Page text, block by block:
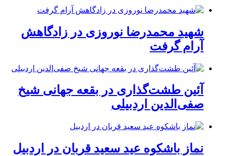
شهید محمدرضا نوروزی در زادگاهش
آرام گرفت
آئین طشت‌گذاری در بقعه جهانی شیخ
صفی‌الدین اردبیلی
نماز باشکوه عید سعید قربان در اردبیل